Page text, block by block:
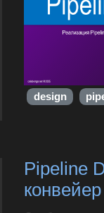
design
Pipeline